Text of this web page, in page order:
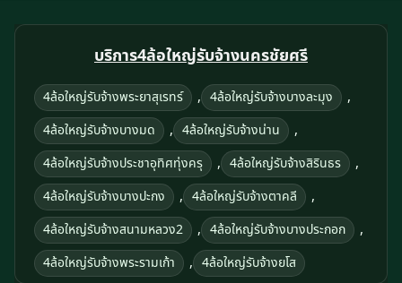
บริการ4ล้อใหญ่รับจ้างนครชัยศรี
4ล้อใหญ่รับจ้างพระยาสุเรทร์ , 4ล้อใหญ่รับจ้างบางละมุง ,
4ล้อใหญ่รับจ้างบางมด , 4ล้อใหญ่รับจ้างน่าน ,
4ล้อใหญ่รับจ้างประชาอุทิศทุ่งครุ , 4ล้อใหญ่รับจ้างสิรินธร ,
4ล้อใหญ่รับจ้างบางปะกง , 4ล้อใหญ่รับจ้างตาคลี ,
4ล้อใหญ่รับจ้างสนามหลวง2 , 4ล้อใหญ่รับจ้างบางประกอก ,
4ล้อใหญ่รับจ้างพระรามเก้า , 4ล้อใหญ่รับจ้างยโส